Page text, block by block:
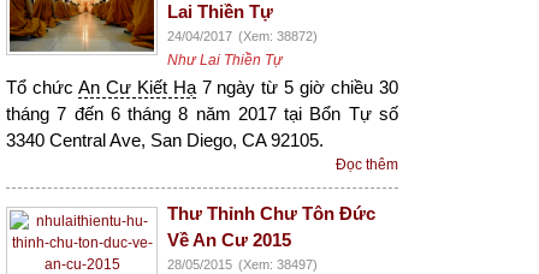
Lai Thiền Tự
24/04/2017 (Xem: 38872)
Như Lai Thiền Tự
Tổ chức An Cư Kiết Hạ7 ngày từ 5 giờ chiều 30
tháng 7 đến 6 tháng 8 năm 2017 tại Bổn Tự số
3340 Central Ave, San Diego, CA 92105.
Đọc thêm
Thư Thỉnh Chư Tôn Đức
Về An Cư 2015
28/05/2015 (Xem: 38497)